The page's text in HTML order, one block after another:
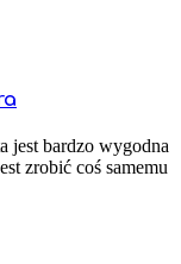
jest bardzo wygodna
zrobić coś samemu